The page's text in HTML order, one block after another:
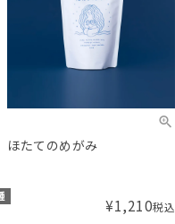
ほたてのめがみ
¥1,210税込